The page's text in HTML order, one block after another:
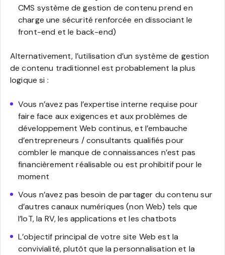
CMS système de gestion de contenu prend en
charge une sécurité renforcée en dissociant le
front-end et le back-end)
Alternativement, l’utilisation d’un système de gestion
de contenu traditionnel est probablement la plus
logique si :
Vous n’avez pas l’expertise interne requise pour
faire face aux exigences et aux problèmes de
développement Web continus, et l’embauche
d’entrepreneurs / consultants qualifiés pour
combler le manque de connaissances n’est pas
financièrement réalisable ou est prohibitif pour le
moment
Vous n’avez pas besoin de partager du contenu sur
d’autres canaux numériques (non Web) tels que
l’IoT, la RV, les applications et les chatbots
L’objectif principal de votre site Web est la
convivialité, plutôt que la personnalisation et la